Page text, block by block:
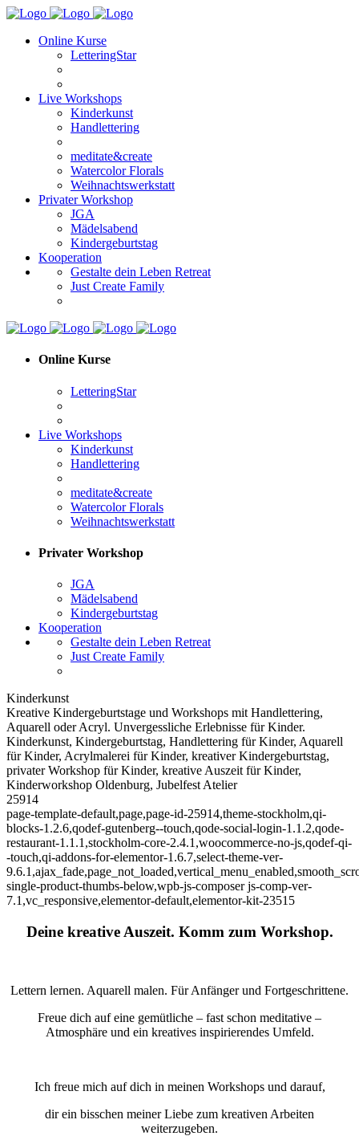
Online Kurse
LetteringStar
Live Workshops
Kinderkunst
Handlettering
meditate&create
Watercolor Florals
Weihnachtswerkstatt
Privater Workshop
JGA
Mädelsabend
Kindergeburtstag
Kooperation
Gestalte dein Leben Retreat
Just Create Family
Online Kurse
LetteringStar
Live Workshops
Kinderkunst
Handlettering
meditate&create
Watercolor Florals
Weihnachtswerkstatt
Privater Workshop
JGA
Mädelsabend
Kindergeburtstag
Kooperation
Gestalte dein Leben Retreat
Just Create Family
Kinderkunst
Kreative Kindergeburtstage und Workshops mit Handlettering,
Aquarell oder Acryl. Unvergessliche Erlebnisse für Kinder.
Kinderkunst, Kindergeburtstag, Handlettering für Kinder, Aquarell
für Kinder, Acrylmalerei für Kinder, kreativer Kindergeburtstag,
privater Workshop für Kinder, kreative Auszeit für Kinder,
Kinderworkshop Oldenburg, Jubelfest Atelier
25914
page-template-default,page,page-id-25914,theme-stockholm,qi-
blocks-1.2.6,qodef-gutenberg--touch,qode-social-login-1.1.2,qode-
restaurant-1.1.1,stockholm-core-2.4.1,woocommerce-no-js,qodef-qi-
-touch,qi-addons-for-elementor-1.6.7,select-theme-ver-
single-product-thumbs-below,wpb-js-composer js-comp-ver-
7.1,vc_responsive,elementor-default,elementor-kit-23515
Deine kreative Auszeit. Komm zum Workshop.
Lettern lernen. Aquarell malen. Für Anfänger und Fortgeschrittene.
Freue dich auf eine gemütliche – fast schon meditative –
Atmosphäre und ein kreatives inspirierendes Umfeld.
Ich freue mich auf dich in meinen Workshops und darauf,
dir ein bisschen meiner Liebe zum kreativen Arbeiten
weiterzugeben.